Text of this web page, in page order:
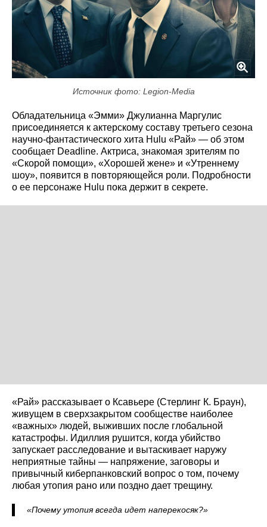
Источник фото: Legion-Media
Обладательница «Эмми» Джулианна Маргулис
присоединяется к актерскому составу третьего сезона
научно‑фантастического хита Hulu «Рай» — об этом
сообщает Deadline. Актриса, знакомая зрителям по
«Скорой помощи», «Хорошей жене» и «Утреннему
шоу», появится в повторяющейся роли. Подробности
о ее персонаже Hulu пока держит в секрете.
«Рай» рассказывает о Ксавьере (Стерлинг К. Браун),
живущем в сверхзакрытом сообществе наиболее
«важных» людей, выживших после глобальной
катастрофы. Идиллия рушится, когда убийство
запускает расследование и вытаскивает наружу
неприятные тайны — напряжение, заговоры и
привычный киберпанковский вопрос о том, почему
любая утопия рано или поздно дает трещину.
«Почему утопия всегда идет наперекосяк?»